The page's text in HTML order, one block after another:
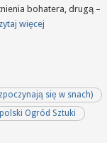
bohatera, drugą –
więcej
się w snach)
Ogród Sztuki